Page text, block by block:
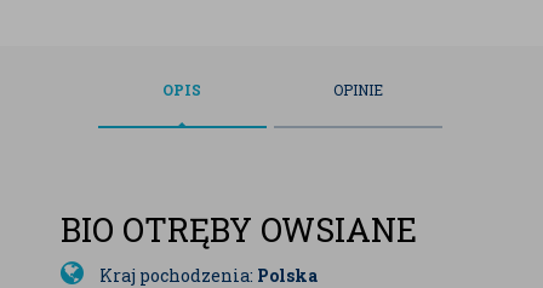
OPIS OPINIE
BIO OTRĘBY OWSIANE
Kraj pochodzenia: Polska